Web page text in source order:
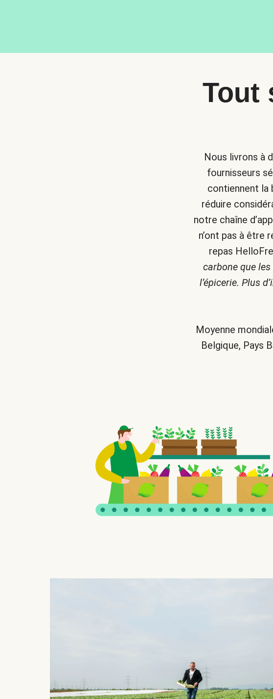
Tout
Nous livrons à
fournisseurs
contiennent la
réduire
notre chaîne
n’ont pas à être
repas
carbone que
l’épicerie. Plus
Moyenne
Belgique, Pays